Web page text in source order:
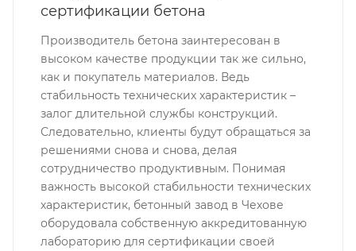
сертификации бетона
Производитель бетона заинтересован в
высоком качестве продукции так же сильно,
как и покупатель материалов. Ведь
стабильность технических характеристик –
залог длительной службы конструкций.
Следовательно, клиенты будут обращаться за
решениями снова и снова, делая
сотрудничество продуктивным. Понимая
важность высокой стабильности технических
характеристик, бетонный завод в Чехове
оборудовала собственную аккредитованную
лабораторию для сертификации своей